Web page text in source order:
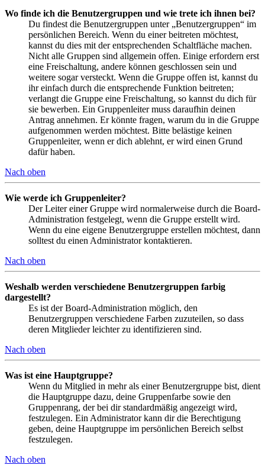
Wo finde ich die Benutzergruppen und wie trete ich ihnen bei?
Du findest die Benutzergruppen unter „Benutzergruppen“ im
persönlichen Bereich. Wenn du einer beitreten möchtest,
kannst du dies mit der entsprechenden Schaltfläche machen.
Nicht alle Gruppen sind allgemein offen. Einige erfordern erst
eine Freischaltung, andere können geschlossen sein und
weitere sogar versteckt. Wenn die Gruppe offen ist, kannst du
ihr einfach durch die entsprechende Funktion beitreten;
verlangt die Gruppe eine Freischaltung, so kannst du dich für
sie bewerben. Ein Gruppenleiter muss daraufhin deinen
Antrag annehmen. Er könnte fragen, warum du in die Gruppe
aufgenommen werden möchtest. Bitte belästige keinen
Gruppenleiter, wenn er dich ablehnt, er wird einen Grund
dafür haben.
Nach oben
Wie werde ich Gruppenleiter?
Der Leiter einer Gruppe wird normalerweise durch die Board-
Administration festgelegt, wenn die Gruppe erstellt wird.
Wenn du eine eigene Benutzergruppe erstellen möchtest, dann
solltest du einen Administrator kontaktieren.
Nach oben
Weshalb werden verschiedene Benutzergruppen farbig
dargestellt?
Es ist der Board-Administration möglich, den
Benutzergruppen verschiedene Farben zuzuteilen, so dass
deren Mitglieder leichter zu identifizieren sind.
Nach oben
Was ist eine Hauptgruppe?
Wenn du Mitglied in mehr als einer Benutzergruppe bist, dient
die Hauptgruppe dazu, deine Gruppenfarbe sowie den
Gruppenrang, der bei dir standardmäßig angezeigt wird,
festzulegen. Ein Administrator kann dir die Berechtigung
geben, deine Hauptgruppe im persönlichen Bereich selbst
festzulegen.
Nach oben